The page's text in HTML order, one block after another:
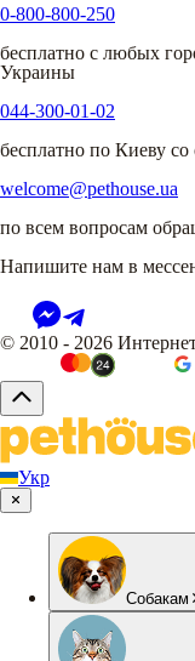
0-800-800-250
бесплатно с любых
Украины
044-300-01-02
бесплатно по Киеву
welcome@pethouse.ua
по всем вопросам
Напишите нам в
© 2010 - 2026
Укр
Собакам